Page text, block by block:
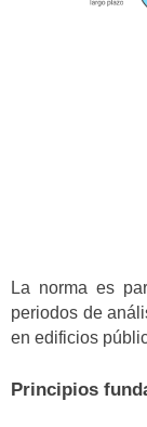
La norma es
periodos de
en edificios
Principios